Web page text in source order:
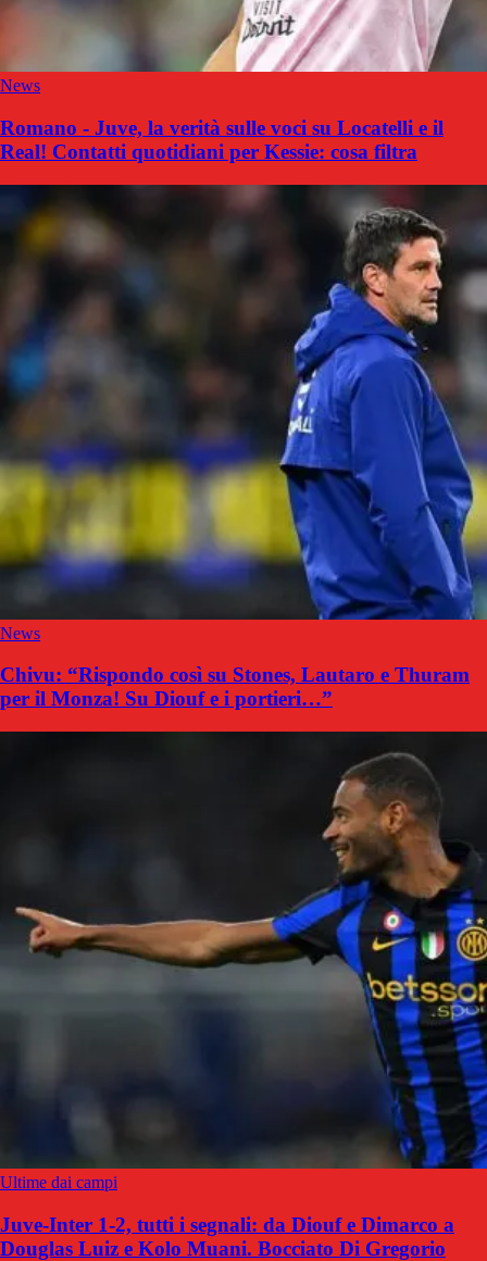
News
Romano - Juve, la verità sulle voci su Locatelli e il
Real! Contatti quotidiani per Kessie: cosa filtra
News
Chivu: “Rispondo così su Stones, Lautaro e Thuram
per il Monza! Su Diouf e i portieri…”
Ultime dai campi
Juve-Inter 1-2, tutti i segnali: da Diouf e Dimarco a
Douglas Luiz e Kolo Muani. Bocciato Di Gregorio